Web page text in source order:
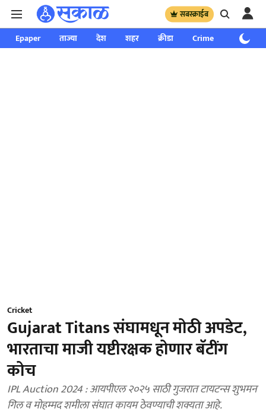
सबस्क्राईब
Epaper ताज्या देश शहर क्रीडा Crime साप्ताहिक
Cricket
Gujarat Titans संघामधून मोठी अपडेट,
भारताचा माजी यष्टीरक्षक होणार बॅटींग
कोच
IPL Auction 2024 : आयपीएल २०२५ साठी गुजरात टायटन्स शुभमन
गिल व मोहम्मद शमीला संघात कायम ठेवण्याची शक्यता आहे.